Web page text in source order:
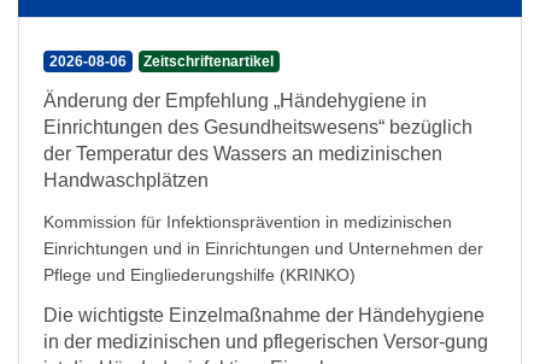
2026-08-06 Zeitschriftenartikel
Änderung der Empfehlung „Händehygiene in
Einrichtungen des Gesundheitswesens“ bezüglich
der Temperatur des Wassers an medizinischen
Handwaschplätzen
Kommission für Infektionsprävention in medizinischen
Einrichtungen und in Einrichtungen und Unternehmen der
Pflege und Eingliederungshilfe (KRINKO)
Die wichtigste Einzelmaßnahme der Händehygiene
in der medizinischen und pflegerischen Versor-gung